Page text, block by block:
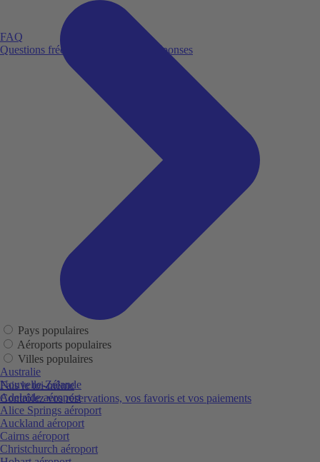
FAQ
Questions fréquemment posées et réponses
Fais le toi-même
Contrôlez vos réservations, vos favoris et vos paiements
Pays populaires
Aéroports populaires
Villes populaires
Australie
Nouvelle-Zélande
Adelaide aéroport
Alice Springs aéroport
Auckland aéroport
Cairns aéroport
Christchurch aéroport